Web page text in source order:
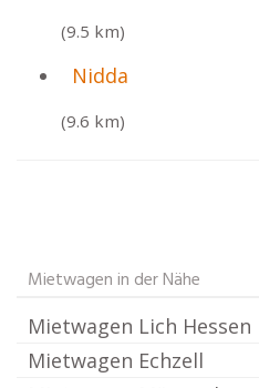
(9.5 km)
Nidda
(9.6 km)
Mietwagen in der Nähe
Mietwagen Lich Hessen
Mietwagen Echzell